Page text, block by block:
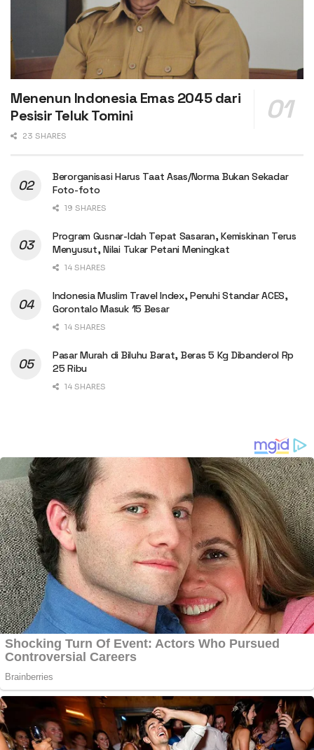
Menenun Indonesia Emas 2045 dari
Pesisir Teluk Tomini
23 SHARES
Berorganisasi Harus Taat Asas/Norma Bukan Sekadar
Foto-foto
19 SHARES
Program Gusnar-Idah Tepat Sasaran, Kemiskinan Terus
Menyusut, Nilai Tukar Petani Meningkat
14 SHARES
Indonesia Muslim Travel Index, Penuhi Standar ACES,
Gorontalo Masuk 15 Besar
14 SHARES
Pasar Murah di Biluhu Barat, Beras 5 Kg Dibanderol Rp
25 Ribu
14 SHARES